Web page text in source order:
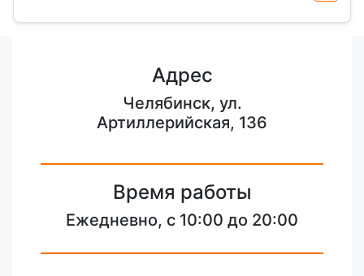
Адрес
Челябинск, ул.
Артиллерийская, 136
Время работы
Ежедневно, с 10:00 до 20:00